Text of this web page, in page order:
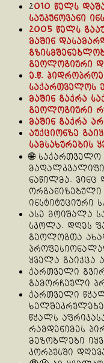
2010 წელს
საუკუნოვანი
2005 წელს
მაშინ
გეოლოგიური
ე.წ.
საქართველოს
მაშინ გაქრა
გეოლოგიური
მაშინ გაქრა
აუქციონზე
სამსახურების
🌐
ნაწილმა. ვინც
ორგანიზებული
ინსტიტუციური
ასე მოიშალა
სკოლა. დღეს
გეოლოგთა
ყველა გაიქცა
ქართველი
გამორჩეული
ქართველი
წყალს
რამდენიმეს
მეზობლები
კორპუსში